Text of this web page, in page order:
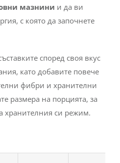
мазнини и да ви
с която да започнете
според своя вкус
като добавите повече
фибри и хранителни
размера на порцията, за
хранителния си режим.